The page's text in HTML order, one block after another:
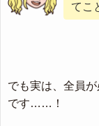
てこ
でも実は、全員
です……！